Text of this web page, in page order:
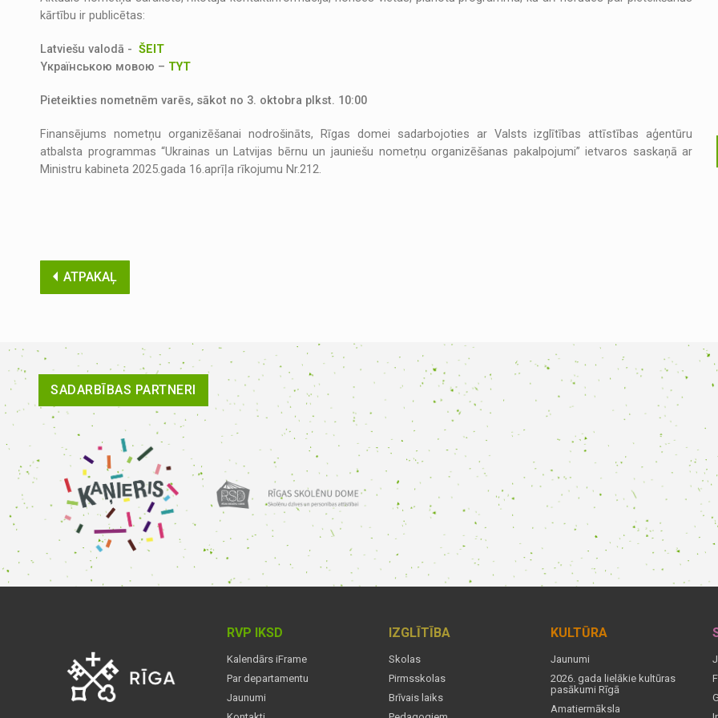
kārtību ir publicētas:
Latviešu valodā - ŠEIT
Yкраїнською мовою – TYT
Pieteikties nometnēm varēs, sākot no 3. oktobra plkst. 10:00
Finansējums nometņu organizēšanai nodrošināts, Rīgas domei sadarbojoties ar Valsts izglītības attīstības aģentūru
atbalsta programmas “Ukrainas un Latvijas bērnu un jauniešu nometņu organizēšanas pakalpojumi” ietvaros saskaņā ar
Ministru kabineta 2025.gada 16.aprīļa rīkojumu Nr.212.
ATPAKAĻ
SADARBĪBAS PARTNERI
RVP IKSD
Kalendārs iFrame
Par departamentu
Jaunumi
IZGLĪTĪBA
Skolas
Pirmsskolas
Brīvais laiks
KULTŪRA
Jaunumi
2026. gada lielākie kultūras
pasākumi Rīgā
Amatiermāksla